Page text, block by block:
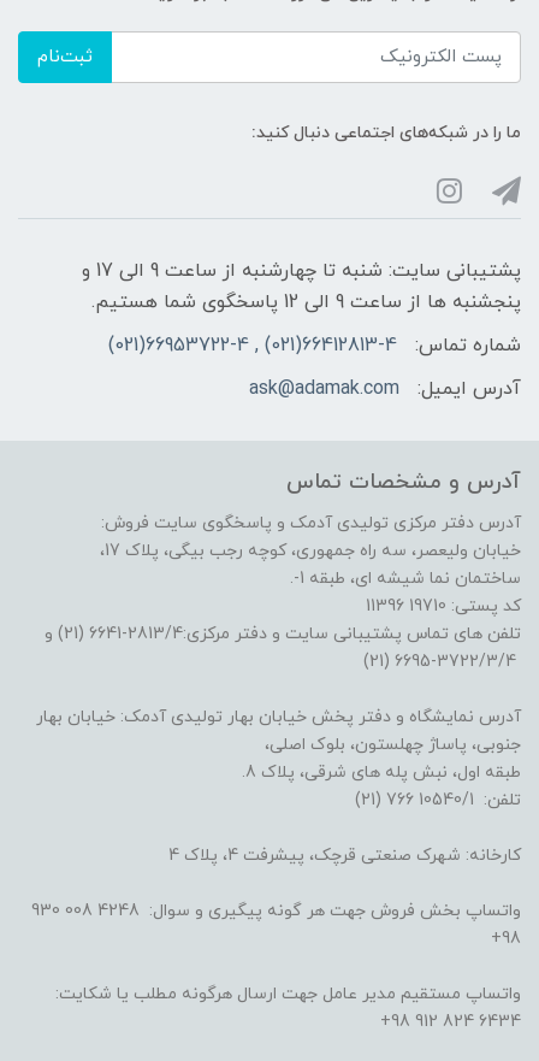
ثبت‌نام
ما را در شبکه‌های اجتماعی دنبال کنید:
پشتیبانی سایت: شنبه تا چهارشنبه از ساعت 9 الی 17 و
پنجشنبه ها از ساعت 9 الی 12 پاسخگوی شما هستیم.
شماره تماس:
66412813-4(021) , 66953722-4(021)
آدرس ایمیل:
ask@adamak.com
آدرس و مشخصات تماس
آدرس دفتر مرکزی تولیدی آدمک و پاسخگوی سایت فروش:
خیابان ولیعصر، سه راه جمهوری، کوچه رجب بیگی، پلاک 17،
ساختمان نما شیشه ای، طبقه 1-.
کد پستی: 19710 11396
تلفن های تماس پشتیبانی سایت و دفتر مرکزی:2813/4-6641 (21) و
آدرس نمایشگاه و دفتر پخش خیابان بهار تولیدی آدمک: خیابان بهار
جنوبی، پاساژ چهلستون، بلوک اصلی،
طبقه اول، نبش پله های شرقی، پلاک 8.
تلفن: 10540/1 766 (21)
کارخانه: شهرک صنعتی قرچک، پیشرفت 4، پلاک 4
واتساپ بخش فروش جهت هر گونه پیگیری و سوال: 4248 008 930
98+
واتساپ مستقیم مدیر عامل جهت ارسال هرگونه مطلب یا شکایت:
6434 824 912 98+